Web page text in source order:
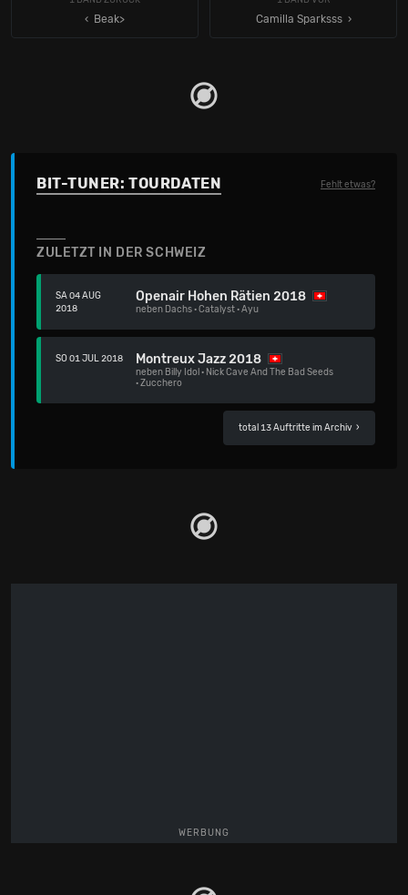
‹ Beak> Camilla Sparksss
BIT-TUNER: TOURDATEN Fehlt etwas?
ZULETZT IN DER SCHWEIZ
SA 04 AUG
2018
Openair Hohen Rätien 2018
neben Dachs·Catalyst·Ayu
SO 01 JUL 2018 Montreux Jazz 2018
neben Billy Idol · Nick Cave And The Bad Seeds
·Zucchero
total 13 Auftritte im Archiv ›
WERBUNG